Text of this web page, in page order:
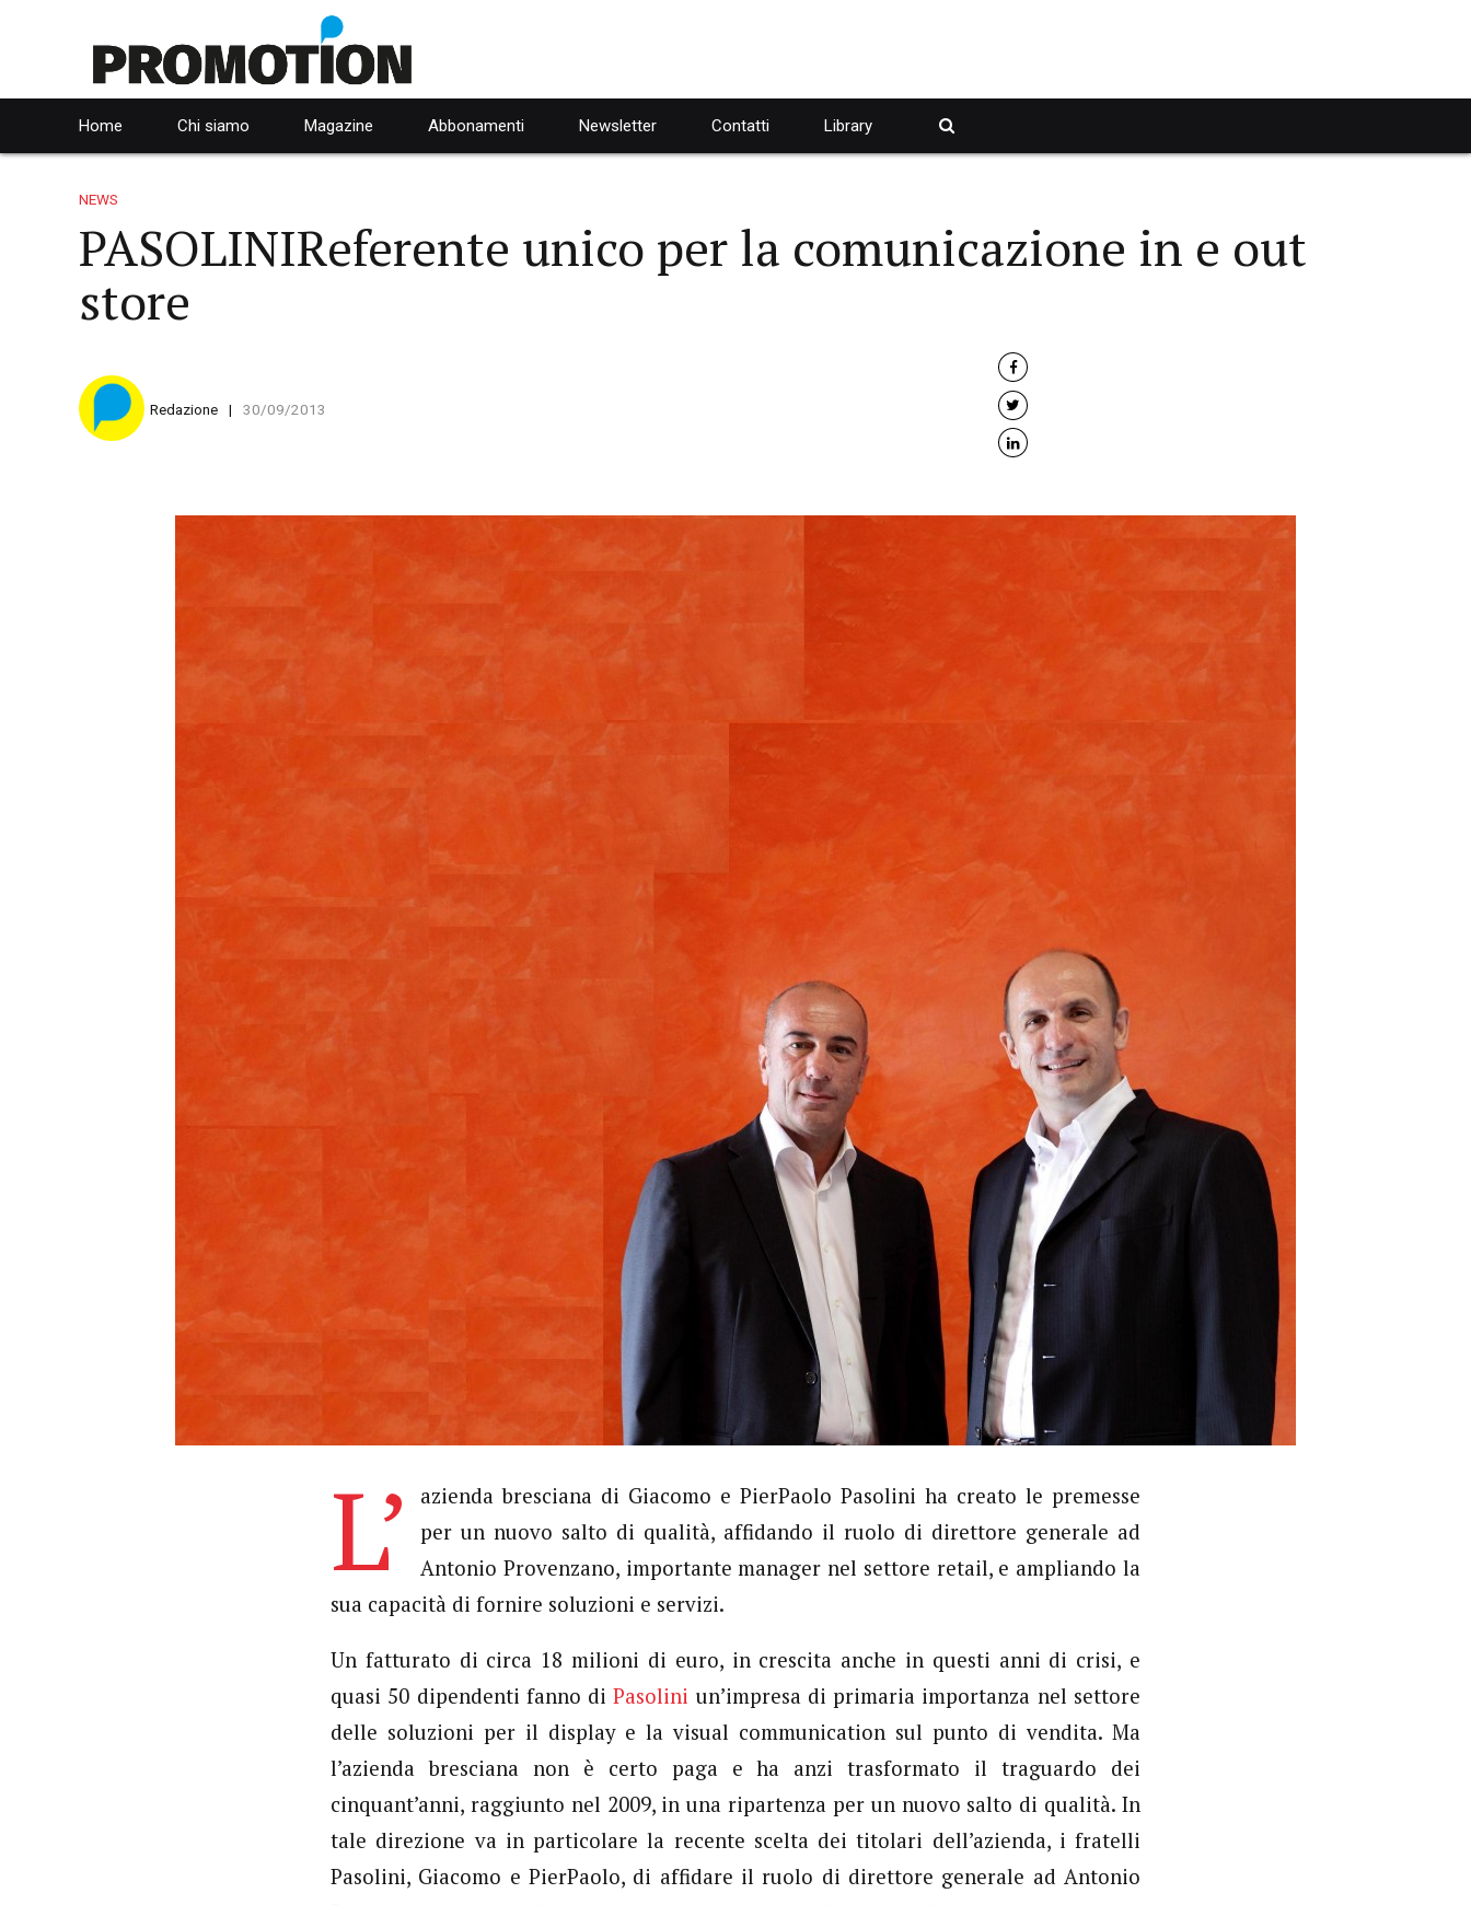
Home Chi siamo Magazine Abbonamenti Newsletter Contatti Library
NEWS
PASOLINIReferente unico per la comunicazione in e out
store
Redazione 30/09/2013
L’
azienda bresciana di Giacomo e PierPaolo Pasolini ha creato le premesse
per un nuovo salto di qualità, affidando il ruolo di direttore generale ad
Antonio Provenzano, importante manager nel settore retail, e ampliando la
sua capacità di fornire soluzioni e servizi.
Un fatturato di circa 18 milioni di euro, in crescita anche in questi anni di crisi, e
quasi 50 dipendenti fanno diPasolini un’impresa di primaria importanza nel settore
delle soluzioni per il display e la visual communication sul punto di vendita. Ma
l’azienda bresciana non è certo paga e ha anzi trasformato il traguardo dei
cinquant’anni, raggiunto nel 2009, in una ripartenza per un nuovo salto di qualità. In
tale direzione va in particolare la recente scelta dei titolari dell’azienda, i fratelli
Pasolini, Giacomo e PierPaolo, di affidare il ruolo di direttore generale ad Antonio